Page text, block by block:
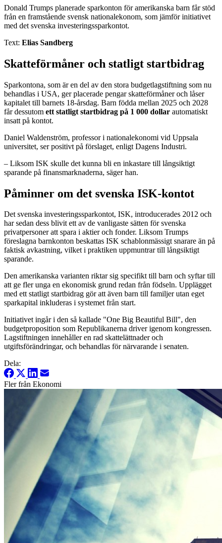
Donald Trumps planerade sparkonton för amerikanska barn får stöd
från en framstående svensk nationalekonom, som jämför initiativet
med det svenska investeringssparkontot.
Text: Elias Sandberg
Skatteförmåner och statligt startbidrag
Sparkontona, som är en del av den stora budgetlagstiftning som nu
behandlas i USA, ger placerade pengar skatteförmåner och låser
kapitalet till barnets 18-årsdag. Barn födda mellan 2025 och 2028
får dessutom ett statligt startbidrag på 1 000 dollar automatiskt
insatt på kontot.
Daniel Waldenström, professor i nationalekonomi vid Uppsala
universitet, ser positivt på förslaget, enligt Dagens Industri.
– Liksom ISK skulle det kunna bli en inkastare till långsiktigt
sparande på finansmarknaderna, säger han.
Påminner om det svenska ISK-kontot
Det svenska investeringssparkontot, ISK, introducerades 2012 och
har sedan dess blivit ett av de vanligaste sätten för svenska
privatpersoner att spara i aktier och fonder. Liksom Trumps
föreslagna barnkonton beskattas ISK schablonmässigt snarare än på
faktisk avkastning, vilket i praktiken uppmuntrar till långsiktigt
sparande.
Den amerikanska varianten riktar sig specifikt till barn och syftar till
att ge fler unga en ekonomisk grund redan från födseln. Upplägget
med ett statligt startbidrag gör att även barn till familjer utan eget
sparkapital inkluderas i systemet från start.
Initiativet ingår i den så kallade "One Big Beautiful Bill", den
budgetproposition som Republikanerna driver igenom kongressen.
Lagstiftningen innehåller en rad skattelättnader och
utgiftsförändringar, och behandlas för närvarande i senaten.
Dela:
Fler från Ekonomi